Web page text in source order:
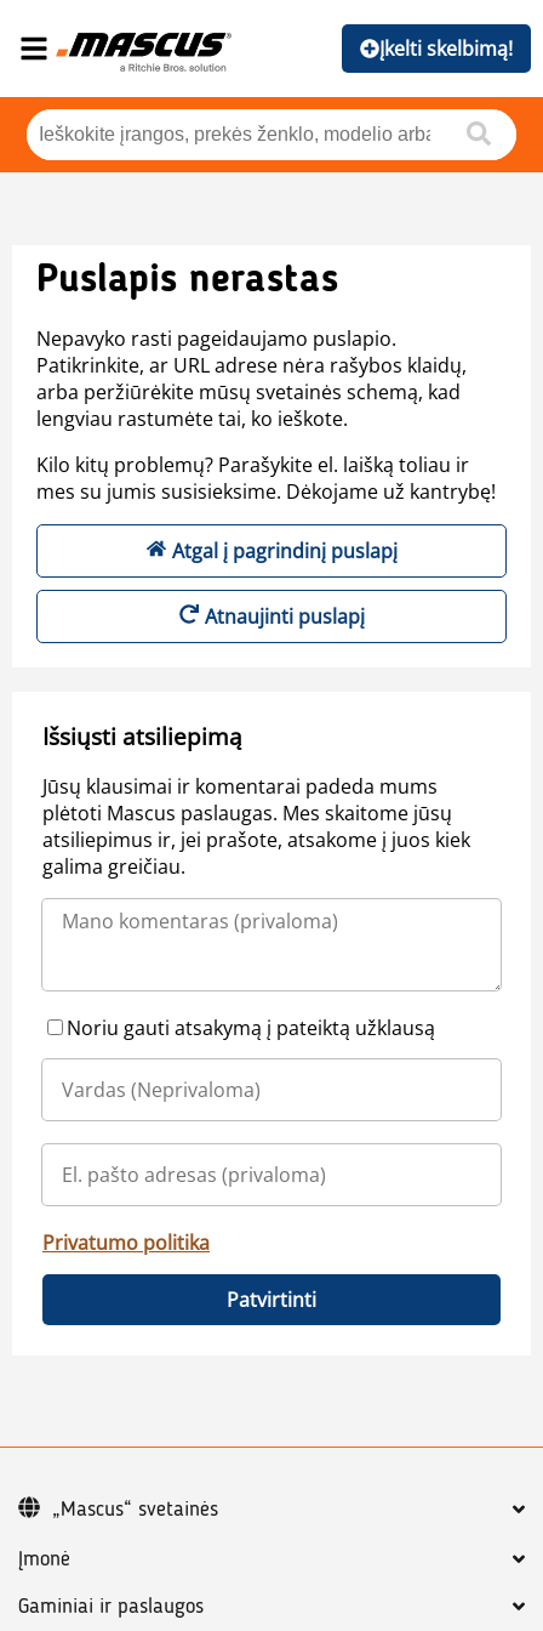
Įkelti skelbimą!
Puslapis nerastas
Nepavyko rasti pageidaujamo puslapio.
Patikrinkite, ar URL adrese nėra rašybos klaidų,
arba peržiūrėkite mūsų svetainės schemą, kad
lengviau rastumėte tai, ko ieškote.
Kilo kitų problemų? Parašykite el. laišką toliau ir
mes su jumis susisieksime. Dėkojame už kantrybę!
Atgal į pagrindinį puslapį
Atnaujinti puslapį
Išsiųsti atsiliepimą
Jūsų klausimai ir komentarai padeda mums
plėtoti Mascus paslaugas. Mes skaitome jūsų
atsiliepimus ir, jei prašote, atsakome į juos kiek
galima greičiau.
Noriu gauti atsakymą į pateiktą užklausą
Privatumo politika
Patvirtinti
Įmonė
Gaminiai ir paslaugos
„Mascus“ svetainės